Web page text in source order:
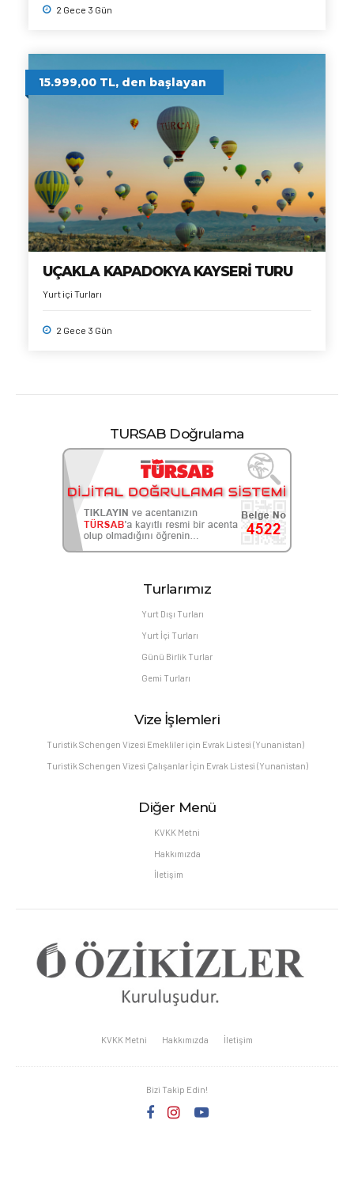
2 Gece 3 Gün
15.999,00 TL, den başlayan
UÇAKLA KAPADOKYA KAYSERİ TURU
Yurt içi Turları
2 Gece 3 Gün
TURSAB Doğrulama
Turlarımız
Yurt Dışı Turları
Yurt İçi Turları
Günü Birlik Turlar
Gemi Turları
Vize İşlemleri
Turistik Schengen Vizesi Emekliler için Evrak Listesi (Yunanistan)
Turistik Schengen Vizesi Çalışanlar İçin Evrak Listesi (Yunanistan)
Diğer Menü
KVKK Metni
Hakkımızda
İletişim
KVKK Metni Hakkımızda İletişim
Bizi Takip Edin!